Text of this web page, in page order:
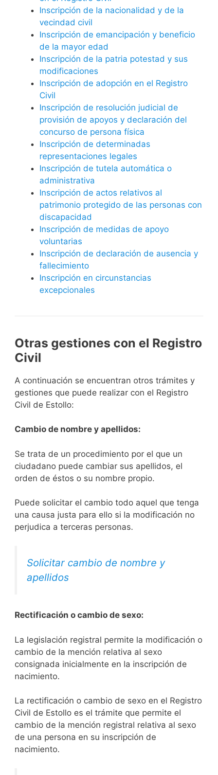
Inscripción de la nacionalidad y de la
vecindad civil
Inscripción de emancipación y beneficio
de la mayor edad
Inscripción de la patria potestad y sus
modificaciones
Inscripción de adopción en el Registro
Civil
Inscripción de resolución judicial de
provisión de apoyos y declaración del
concurso de persona física
Inscripción de determinadas
representaciones legales
Inscripción de tutela automática o
administrativa
Inscripción de actos relativos al
patrimonio protegido de las personas con
discapacidad
Inscripción de medidas de apoyo
voluntarias
Inscripción de declaración de ausencia y
fallecimiento
Inscripción en circunstancias
excepcionales
Otras gestiones con el Registro
Civil
A continuación se encuentran otros trámites y
gestiones que puede realizar con el Registro
Civil de Estollo:
Cambio de nombre y apellidos:
Se trata de un procedimiento por el que un
ciudadano puede cambiar sus apellidos, el
orden de éstos o su nombre propio.
Puede solicitar el cambio todo aquel que tenga
una causa justa para ello si la modificación no
perjudica a terceras personas.
Solicitar cambio de nombre y
apellidos
Rectificación o cambio de sexo:
La legislación registral permite la modificación o
cambio de la mención relativa al sexo
consignada inicialmente en la inscripción de
nacimiento.
La rectificación o cambio de sexo en el Registro
Civil de Estollo es el trámite que permite el
cambio de la mención registral relativa al sexo
de una persona en su inscripción de
nacimiento.